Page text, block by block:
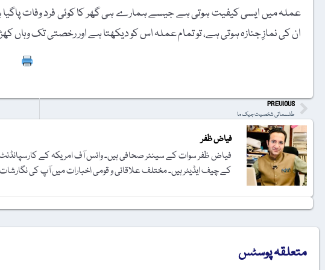
عملہ میں ایسی کیفیت ہوتی ہے جیسے ہمارے ہی گھر کا کوئی فرد وفات
ان کی نمازِ جنازہ ہوتی ہے، تو تمام عملہ اس کو دیکھتا ہے اور رخصتی تک وہاں کھڑا
PREVIOUS
طلسماتی شخصیت جیک ما
فیاض ظفر
فیاض ظفر سوات کے سینئر صحافی ہیں۔ وائس آف امریکہ کے کارسپانڈنٹ
کے چیف ایڈیٹر ہیں۔ مختلف علاقائی و قومی اخبارات میں آپ کی نگارشات
متعلقہ پوسٹس